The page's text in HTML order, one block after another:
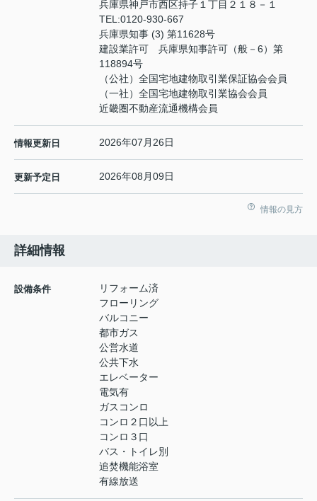
兵庫県神戸市西区持子１丁目２１８－１
TEL:0120-930-667
兵庫県知事 (3) 第11628号
建設業許可 兵庫県知事許可（般－6）第
118894号
（公社）全国宅地建物取引業保証協会会員
（一社）全国宅地建物取引業協会会員
近畿圏不動産流通機構会員
情報更新日 2026年07月26日
更新予定日 2026年08月09日
情報の見方
詳細情報
設備条件
リフォーム済
フローリング
バルコニー
都市ガス
公営水道
公共下水
エレベーター
電気有
ガスコンロ
コンロ２口以上
コンロ３口
バス・トイレ別
追焚機能浴室
有線放送